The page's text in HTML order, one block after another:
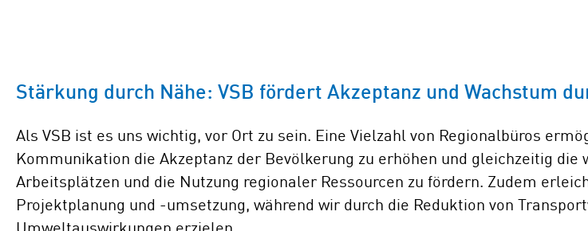
Stärkung durch Nähe: VSB fördert Akzeptanz und Wachstum
Als VSB ist es uns wichtig, vor Ort zu sein. Eine Vielzahl von Regionalbüros
Kommunikation die Akzeptanz der Bevölkerung zu erhöhen und gleichzeitig
Arbeitsplätzen und die Nutzung regionaler Ressourcen zu fördern. Zudem
Projektplanung und -umsetzung, während wir durch die Reduktion von
Umweltauswirkungen erzielen.